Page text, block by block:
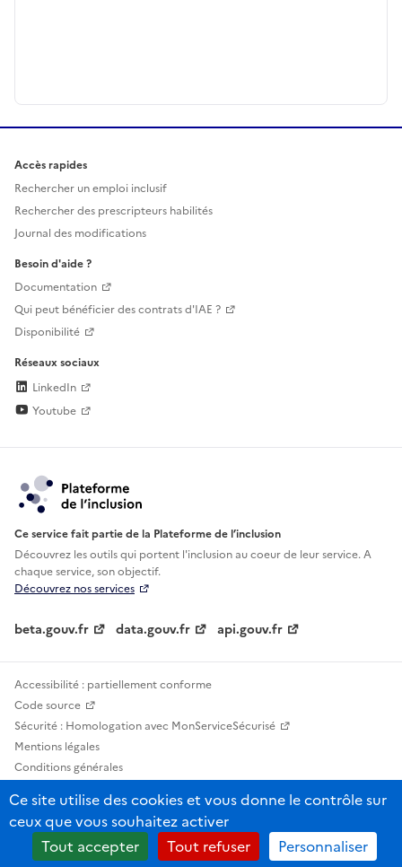
Accès rapides
Rechercher un emploi inclusif
Rechercher des prescripteurs habilités
Journal des modifications
Besoin d'aide ?
Documentation
Qui peut bénéficier des contrats d'IAE ?
Disponibilité
Réseaux sociaux
LinkedIn
Youtube
Ce service fait partie de la Plateforme de l’inclusion
Découvrez les outils qui portent l'inclusion aucoeur de leur service. A
chaque service, son objectif.
Découvrez nos services
beta.gouv.fr data.gouv.fr api.gouv.fr
Accessibilité : partiellement conforme
Code source
Sécurité : Homologation avec MonServiceSécurisé
Mentions légales
Conditions générales
Statistiques, lexiques et indicateurs
Sauf mention contraire, tous les contenus de ce site sont sous licence
etalab-2.0
Ce site utilise des cookies et vous donne le contrôle sur
ceux que vous souhaitez activer
Tout accepter
Tout refuser Personnaliser